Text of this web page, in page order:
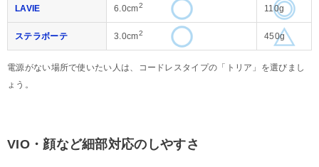
LAVIE 6.0cm2 110g
ステラボーテ 3.0cm2 450g
電源がない場所で使いたい人は、コードレスタイプの「トリア」を選びまし
ょう。
VIO・顔など細部対応のしやすさ